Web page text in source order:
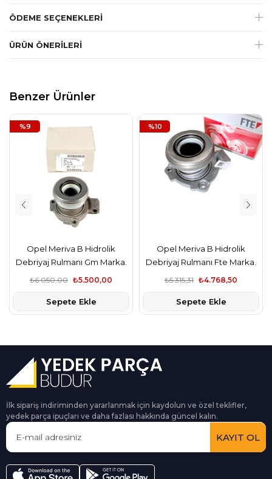
ÖDEME SEÇENEKLERI
ÜRÜN ÖNERILERI
Benzer Ürünler
Opel Meriva B Hidrolik
Debriyaj Rulmanı Gm Marka.
₺5.500,00
₺6.050,00
Sepete Ekle
%9
Opel Meriva B Hidrolik
Debriyaj Rulmanı Fte Marka.
₺4.768,50
₺5.315,31
Sepete Ekle
%10
İlk sipariş indiriminden yararlanmak için kaydolun ve özel teklifler,
yedek parça ipuçları ve daha fazlası hakkında güncel kalın.
KAYIT OL